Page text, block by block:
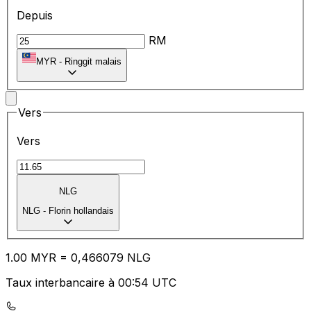
Depuis
RM
MYR - Ringgit malais
Vers
Vers
NLG
NLG - Florin hollandais
1.00 MYR = 0,466079 NLG
Taux interbancaire à 00:54 UTC